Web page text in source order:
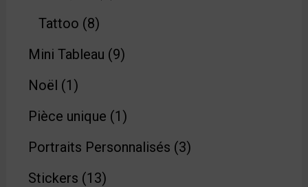
Tattoo 8
Mini Tableau 9
Noël 1
Pièce unique 1
Portraits Personnalisés 3
Stickers 13